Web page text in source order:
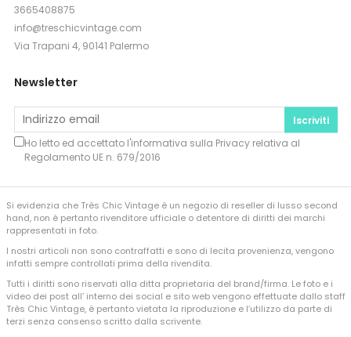
3665408875
info@treschicvintage.com
Via Trapani 4, 90141 Palermo
Newsletter
Iscriviti
Ho letto ed accettato l'informativa sulla Privacyrelativa al
Regolamento UE n. 679/2016
Si evidenzia che Très Chic Vintage è un negozio di reseller di lusso second
hand, non è pertanto rivenditore ufficiale o detentore di diritti dei marchi
rappresentati in foto.
I nostri articoli non sono contraffatti e sono di lecita provenienza, vengono
infatti sempre controllati prima della rivendita.
Tutti i diritti sono riservati alla ditta proprietaria del brand/firma. Le foto e i
video dei post all’ interno dei social e sito web vengono effettuate dallo staff
Très Chic Vintage, è pertanto vietata la riproduzione e l’utilizzo da parte di
terzi senza consenso scritto dalla scrivente.